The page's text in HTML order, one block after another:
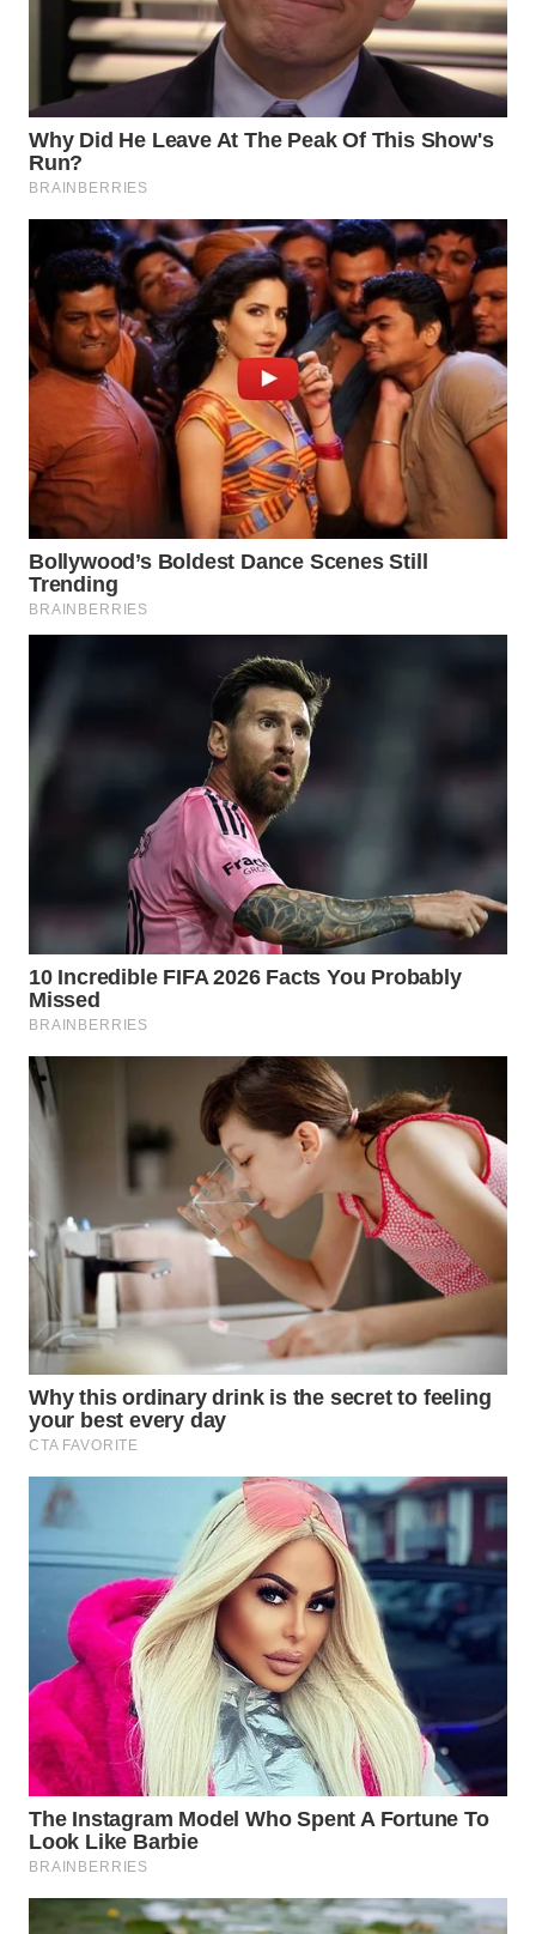
KEPULAUAN
SERIBU
TANGERANG
WN
BINJAI
WN
CIREBON
WN
INDRAMAYU
WN
KUNINGAN
WN
MAJALENGKA
WN
PURWAKARTA
PRIANGAN
TIMUR
WN
WN
BOROBUDUR
MADURA
WN
SURABAYA
WN
NATUNA
BINTAN
WN
MANDALIKA
WN
LIKUPANG
WN
LABUANBAJO
WN
BORNEO